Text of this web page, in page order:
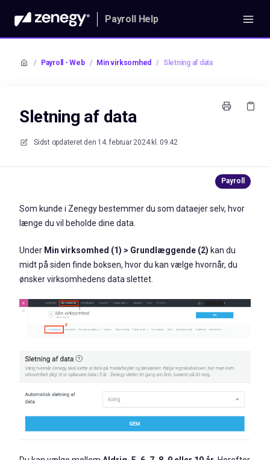
Payroll Help
/ Payroll - Web / Min virksomhed / Sletning af data
Sletning af data
Sidst opdateret den 14. februar 2024 kl. 09.42
Som kunde i Zenegy bestemmer du som dataejer selv, hvor
længe du vil beholde dine data.
Under Min virksomhed (1) > Grundlæggende (2) kan du
midt på siden finde boksen, hvor du kan vælge hvornår, du
ønsker virksomhedens data slettet.